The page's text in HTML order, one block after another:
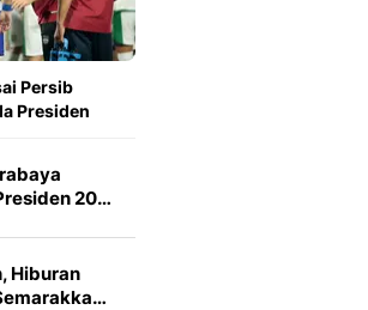
Persib
Presiden
20…
Hiburan